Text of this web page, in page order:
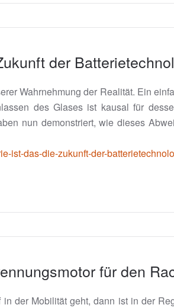
der
Wahrnehmung der Realität. Ein
des Glases ist kausal für
nun demonstriert, wie dieses
ist-das-die-zukunft-der-
für den
der Mobilität geht, dann ist in der